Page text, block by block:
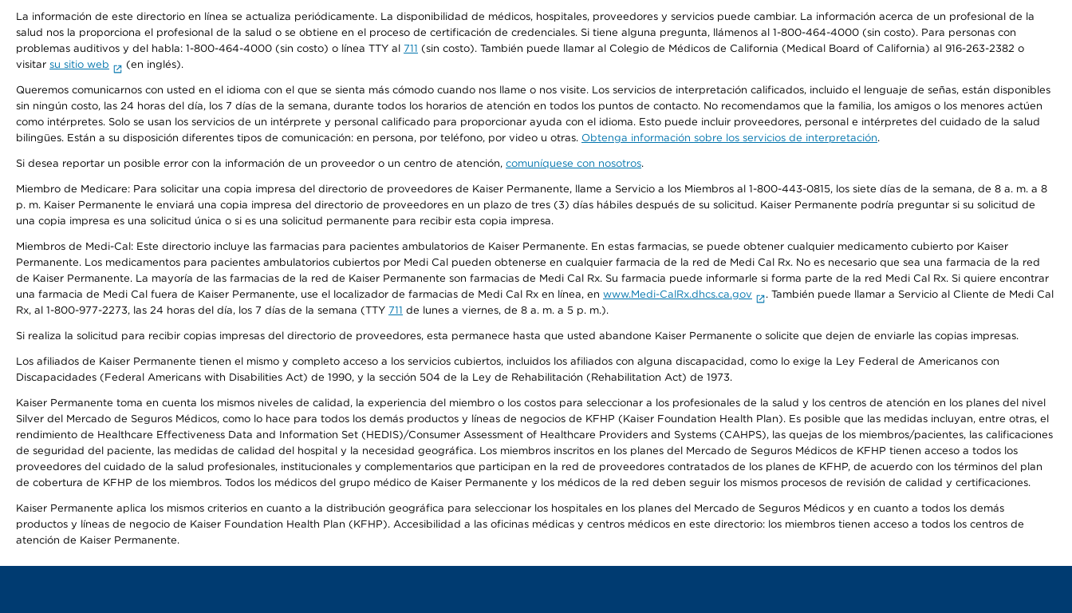
La información de este directorio en línea se actualiza periódicamente. La disponibilidad de médicos, hospitales, proveedores y servicios puede cambiar. La información acerca de un profesional de la
salud nos la proporciona el profesional de la salud o se obtiene en el proceso de certificación de credenciales. Si tiene alguna pregunta, llámenos al 1-800-464-4000 (sin costo). Para personas con
problemas auditivos y del habla: 1-800-464-4000 (sin costo) o línea TTY al 711 (sin costo). También puede llamar al Colegio de Médicos de California (Medical Board of California) al 916-263-2382 o
visitar su sitio web (en inglés).
Queremos comunicarnos con usted en el idioma con el que se sienta más cómodo cuando nos llame o nos visite. Los servicios de interpretación calificados, incluido el lenguaje de señas, están disponibles
sin ningún costo, las 24 horas del día, los 7 días de la semana, durante todos los horarios de atención en todos los puntos de contacto. No recomendamos que la familia, los amigos o los menores actúen
como intérpretes. Solo se usan los servicios de un intérprete y personal calificado para proporcionar ayuda con el idioma. Esto puede incluir proveedores, personal e intérpretes del cuidado de la salud
bilingües. Están a su disposición diferentes tipos de comunicación: en persona, por teléfono, por video u otras. Obtenga información sobre los servicios de interpretación.
Si desea reportar un posible error con la información de un proveedor o un centro de atención, comuníquese con nosotros.
Miembro de Medicare: Para solicitar una copia impresa del directorio de proveedores de Kaiser Permanente, llame a Servicio a los Miembros al 1-800-443-0815, los siete días de la semana, de 8 a. m. a 8
p. m. Kaiser Permanente le enviará una copia impresa del directorio de proveedores en un plazo de tres (3) días hábiles después de su solicitud. Kaiser Permanente podría preguntar si su solicitud de
una copia impresa es una solicitud única o si es una solicitud permanente para recibir esta copia impresa.
Miembros de Medi-Cal: Este directorio incluye las farmacias para pacientes ambulatorios de Kaiser Permanente. En estas farmacias, se puede obtener cualquier medicamento cubierto por Kaiser
Permanente. Los medicamentos para pacientes ambulatorios cubiertos por Medi Cal pueden obtenerse en cualquier farmacia de la red de Medi Cal Rx. No es necesario que sea una farmacia de la red
de Kaiser Permanente. La mayoría de las farmacias de la red de Kaiser Permanente son farmacias de Medi Cal Rx. Su farmacia puede informarle si forma parte de la red Medi Cal Rx. Si quiere encontrar
una farmacia de Medi Cal fuera de Kaiser Permanente, use el localizador de farmacias de Medi Cal Rx en línea, en www.Medi-CalRx.dhcs.ca.gov
. También puede llamar a Servicio al Cliente de Medi Cal
Rx, al 1-800-977-2273, las 24 horas del día, los 7 días de la semana (TTY 711 de lunes a viernes, de 8 a. m. a 5 p. m.).
Si realiza la solicitud para recibir copias impresas del directorio de proveedores, esta permanece hasta que usted abandone Kaiser Permanente o solicite que dejen de enviarle las copias impresas.
Los afiliados de Kaiser Permanente tienen el mismo y completo acceso a los servicios cubiertos, incluidos los afiliados con alguna discapacidad, como lo exige la Ley Federal de Americanos con
Discapacidades (Federal Americans with Disabilities Act) de 1990, y la sección 504 de la Ley de Rehabilitación (Rehabilitation Act) de 1973.
Kaiser Permanente toma en cuenta los mismos niveles de calidad, la experiencia del miembro o los costos para seleccionar a los profesionales de la salud y los centros de atención en los planes del nivel
Silver del Mercado de Seguros Médicos, como lo hace para todos los demás productos y líneas de negocios de KFHP (Kaiser Foundation Health Plan). Es posible que las medidas incluyan, entre otras, el
rendimiento de Healthcare Effectiveness Data and Information Set (HEDIS)/Consumer Assessment of Healthcare Providers and Systems (CAHPS), las quejas de los miembros/pacientes, las calificaciones
de seguridad del paciente, las medidas de calidad del hospital y la necesidad geográfica. Los miembros inscritos en los planes del Mercado de Seguros Médicos de KFHP tienen acceso a todos los
proveedores del cuidado de la salud profesionales, institucionales y complementarios que participan en la red de proveedores contratados de los planes de KFHP, de acuerdo con los términos del plan
de cobertura de KFHP de los miembros. Todos los médicos del grupo médico de Kaiser Permanente y los médicos de la red deben seguir los mismos procesos de revisión de calidad y certificaciones.
Kaiser Permanente aplica los mismos criterios en cuanto a la distribución geográfica para seleccionar los hospitales en los planes del Mercado de Seguros Médicos y en cuanto a todos los demás
productos y líneas de negocio de Kaiser Foundation Health Plan (KFHP). Accesibilidad a las oficinas médicas y centros médicos en este directorio: los miembros tienen acceso a todos los centros de
atención de Kaiser Permanente.